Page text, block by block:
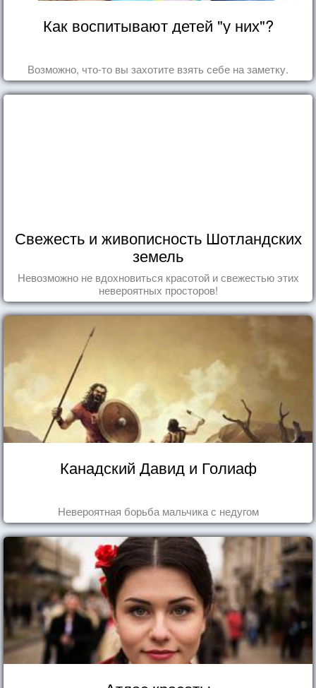
Как воспитывают детей "у них"?
Возможно, что-то вы захотите взять себе на заметку.
Свежесть и живописность Шотландских
земель
Невозможно не вдохновиться красотой и свежестью этих
невероятных просторов!
Канадский Давид и Голиаф
Невероятная борьба мальчика с недугом